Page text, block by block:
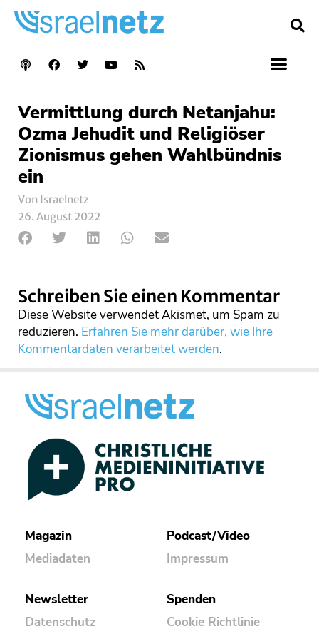
Vermittlung durch Netanjahu:
Ozma Jehudit und Religiöser
Zionismus gehen Wahlbündnis
ein
Von Israelnetz
26. August 2022
Schreiben Sie einen Kommentar
Diese Website verwendet Akismet, um Spam zu
reduzieren. Erfahren Sie mehr darüber, wie Ihre
Kommentardaten verarbeitet werden.
Magazin
Mediadaten
Podcast/Video
Impressum
Newsletter
Datenschutz
Spenden
Cookie Richtlinie